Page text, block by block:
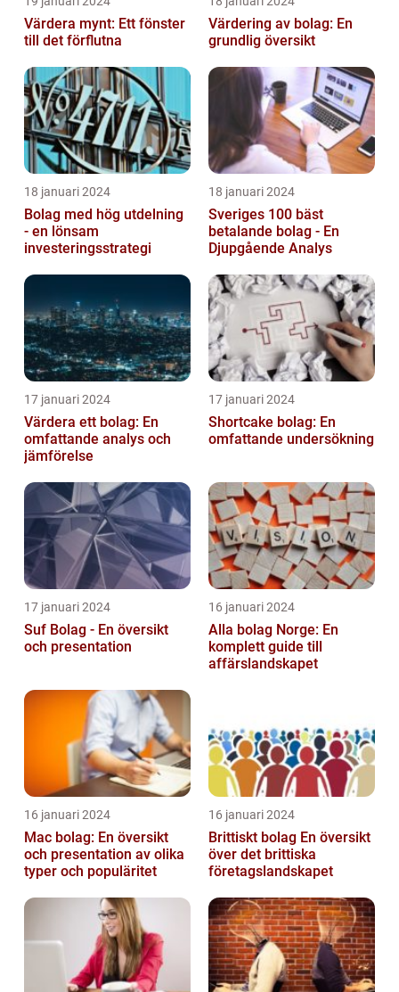
Värdera mynt: Ett fönster
till det förflutna
Värdering av bolag: En
grundlig översikt
18 januari 2024
Bolag med hög utdelning
- en lönsam
investeringsstrategi
18 januari 2024
Sveriges 100 bäst
betalande bolag - En
Djupgående Analys
17 januari 2024
Värdera ett bolag: En
omfattande analys och
jämförelse
17 januari 2024
Shortcake bolag: En
omfattande undersökning
17 januari 2024
Suf Bolag - En översikt
och presentation
16 januari 2024
Alla bolag Norge: En
komplett guide till
affärslandskapet
16 januari 2024
Mac bolag: En översikt
och presentation av olika
typer och populäritet
16 januari 2024
Brittiskt bolag En översikt
över det brittiska
företagslandskapet